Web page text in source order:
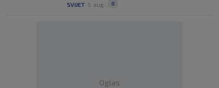
SVIJET 5. aug. 0
Oglas